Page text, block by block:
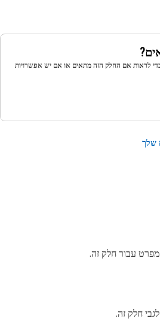
אם החלק הזה מתאים או אם יש אפשרויות
עבור חלק זה.
חלק זה.